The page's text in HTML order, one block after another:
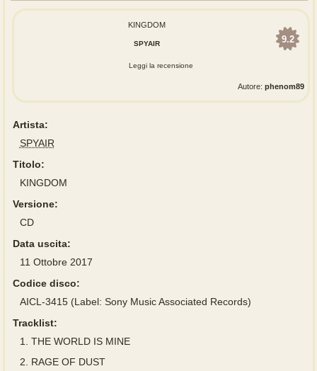
9.2
KINGDOM
SPYAIR
Leggi la recensione
Autore: phenom89
Artista:
SPYAIR
Titolo:
KINGDOM
Versione:
CD
Data uscita:
11 Ottobre 2017
Codice disco:
AICL-3415 (Label: Sony Music Associated Records)
Tracklist:
1.
THE WORLD IS MINE
2.
RAGE OF DUST